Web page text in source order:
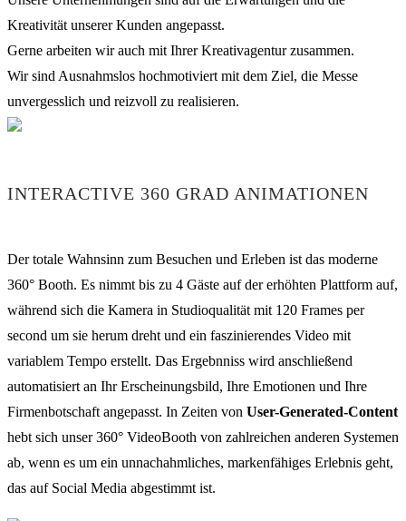
Kreativität unserer Kunden angepasst.
Gerne arbeiten wir auch mit Ihrer Kreativagentur zusammen.
Wir sind Ausnahmslos hochmotiviert mit dem Ziel, die Messe
unvergesslich und reizvoll zu realisieren.
INTERACTIVE 360 GRAD ANIMATIONEN
Der totale Wahnsinn zum Besuchen und Erleben ist das moderne
360° Booth. Es nimmt bis zu 4 Gäste auf der erhöhten Plattform auf,
während sich die Kamera in Studioqualität mit 120 Frames per
second um sie herum dreht und ein faszinierendes Video mit
variablem Tempo erstellt. Das Ergebnniss wird anschließend
automatisiert an Ihr Erscheinungsbild, Ihre Emotionen und Ihre
Firmenbotschaft angepasst. In Zeiten von User-Generated-Content
hebt sich unser 360° VideoBooth von zahlreichen anderen Systemen
ab, wenn es um ein unnachahmliches, markenfähiges Erlebnis geht,
das auf Social Media abgestimmt ist.